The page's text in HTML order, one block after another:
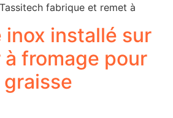
fabrique et remet à
inox installé sur
fromage pour